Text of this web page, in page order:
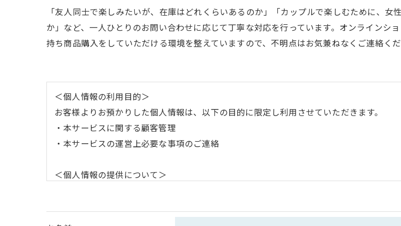
「友人同士で楽しみたいが、在庫はどれくらいあるのか」「カップルで楽しむために、
か」など、一人ひとりのお問い合わせに応じて丁寧な対応を行っています。オンラインシ
持ち商品購入をしていただける環境を整えていますので、不明点はお気兼ねなくご連絡くだ
＜個人情報の利用目的＞
お客様よりお預かりした個人情報は、以下の目的に限定し利用させていただきます。
・本サービスに関する顧客管理
・本サービスの運営上必要な事項のご連絡
＜個人情報の提供について＞